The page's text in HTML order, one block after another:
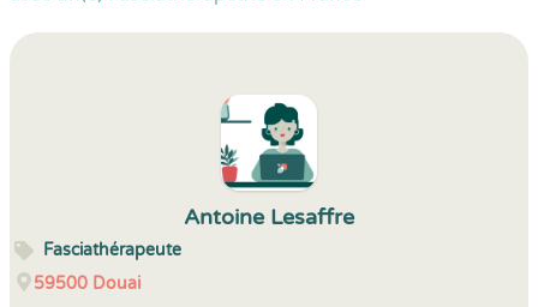
Antoine Lesaffre
Fasciathérapeute
59500 Douai